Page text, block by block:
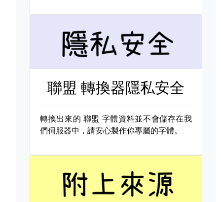
聯盟 轉換器隱私安全
轉換出來的 聯盟 字體資料並不會儲存在我
們伺服器中，請安心製作你專屬的字體。